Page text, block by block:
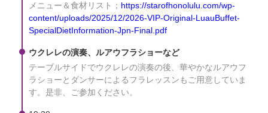
メニュー＆食材リスト； https://starofhonolulu.com/wp-
content/uploads/2025/12/2026-VIP-Original-LuauBuffet-
SpecialDietInformation-Jpn-Final.pdf
ウクレレの演奏、ルアウフラショーなど
テーブルサイドでウクレレの演奏の後、華やかなルアウフ
ラショーとダンサーによるフラレッスンもご用意していま
す。是非、ご参加ください。